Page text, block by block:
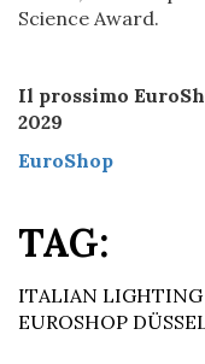
Science Award.
Il prossimo
2029
EuroShop
TAG:
ITALIAN
EUROSHOP